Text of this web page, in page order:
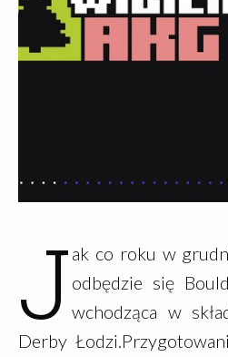
2 zdjęcia z działań. Nic
cyfr jak trochę skały,
mail:
J ak co roku w
odbędzie się
wchodząca w
Derby